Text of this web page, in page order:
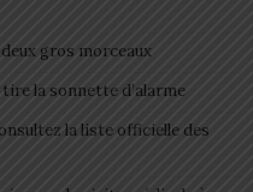
gros morceaux
la sonnette d’alarme
la liste officielle des